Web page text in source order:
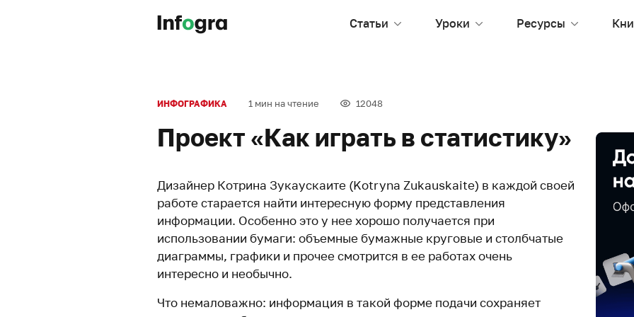
Статьи Уроки Ресурсы
ИНФОГРАФИКА 1 мин на чтение 12048
Проект «Как играть в статистику»
Дизайнер Котрина Зукаускаите (Kotryna Zukauskaite) в каждой своей
работе старается найти интересную форму представления
информации. Особенно это у нее хорошо получается при
использовании бумаги: объемные бумажные круговые и столбчатые
диаграммы, графики и прочее смотрится в ее работах очень
интересно и необычно.
Что немаловажно: информация в такой форме подачи сохраняет